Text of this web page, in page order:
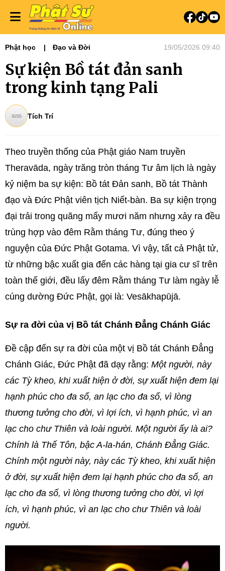
Phật học Đạo và Đời 19/05/2026 09:40
Sự kiện Bồ tát đản sanh
trong kinh tạng Pali
Tích Trí
Theo truyền thống của Phật giáo Nam truyền
Theravāda, ngày trăng tròn tháng Tư âm lịch là ngày
kỷ niệm ba sự kiện: Bồ tát Đản sanh, Bồ tát Thành
đạo và Đức Phật viên tịch Niết-bàn. Ba sự kiện trọng
đại trải trong quãng mấy mươi năm nhưng xảy ra đều
trùng hợp vào đêm Rằm tháng Tư, đúng theo ý
nguyện của Đức Phật Gotama. Vì vậy, tất cả Phật tử,
từ những bậc xuất gia đến các hàng tại gia cư sĩ trên
toàn thế giới, đều lấy đêm Rằm tháng Tư làm ngày lễ
cúng dường Đức Phật, gọi là: Vesākhapūjā.
Sự ra đời của vị Bồ tát Chánh Đẳng Chánh Giác
Đề cập đến sự ra đời của một vị Bồ tát Chánh Đẳng
Chánh Giác, Đức Phật đã dạy rằng: Một người, này
các Tỳ kheo, khi xuất hiện ở đời, sự xuất hiện đem lại
hạnh phúc cho đa số, an lạc cho đa số, vì lòng
thương tưởng cho đời, vì lợi ích, vì hạnh phúc, vì an
lạc cho chư Thiên và loài người. Một người ấy là ai?
Chính là Thế Tôn, bậc A-la-hán, Chánh Ðẳng Giác.
Chính một người này, này các Tỳ kheo, khi xuất hiện
ở đời, sự xuất hiện đem lại hạnh phúc cho đa số, an
lạc cho đa số, vì lòng thương tưởng cho đời, vì lợi
ích, vì hạnh phúc, vì an lạc cho chư Thiên và loài
người.